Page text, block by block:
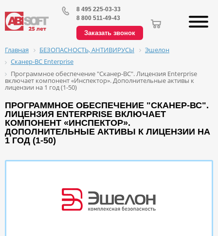
8 495 225-03-33
8 800 511-49-43
Заказать звонок
Главная БЕЗОПАСНОСТЬ, АНТИВИРУСЫ
Эшелон
Сканер-ВС Enterprise
Программное обеспечение "Сканер-ВС". Лицензия Enterprise
включает компонент «Инспектор». Дополнительные активы к
лицензии на 1 год (1-50)
ПРОГРАММНОЕ ОБЕСПЕЧЕНИЕ "СКАНЕР-ВС".
ЛИЦЕНЗИЯ ENTERPRISE ВКЛЮЧАЕТ
КОМПОНЕНТ «ИНСПЕКТОР».
ДОПОЛНИТЕЛЬНЫЕ АКТИВЫ К ЛИЦЕНЗИИ НА
1 ГОД (1-50)